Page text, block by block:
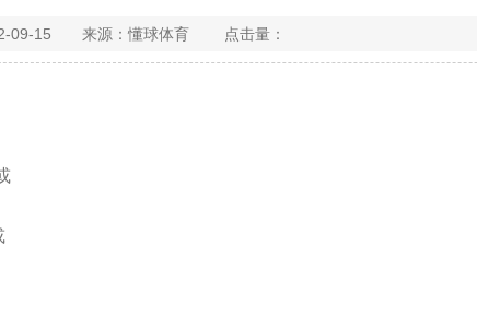
09-15 来源：懂球体育 点击量：